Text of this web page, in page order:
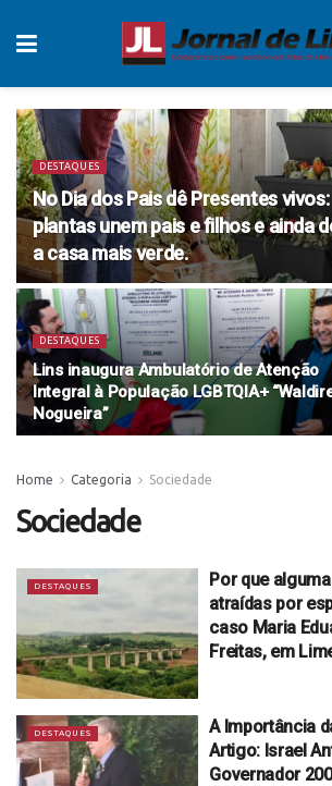
DESTAQUES
No Dia dos Pais dê Presentes vivos:
plantas unem pais e filhos e ainda
a casa mais verde.
DESTAQUES
Lins inaugura Ambulatório de Atenção
Integral à População LGBTQIA+
Nogueira”
Home Categoria Sociedade
Sociedade
DESTAQUES
Por que
atraídas por
caso Maria
Freitas, em
DESTAQUES
A Importância
Artigo: Israel
Governador